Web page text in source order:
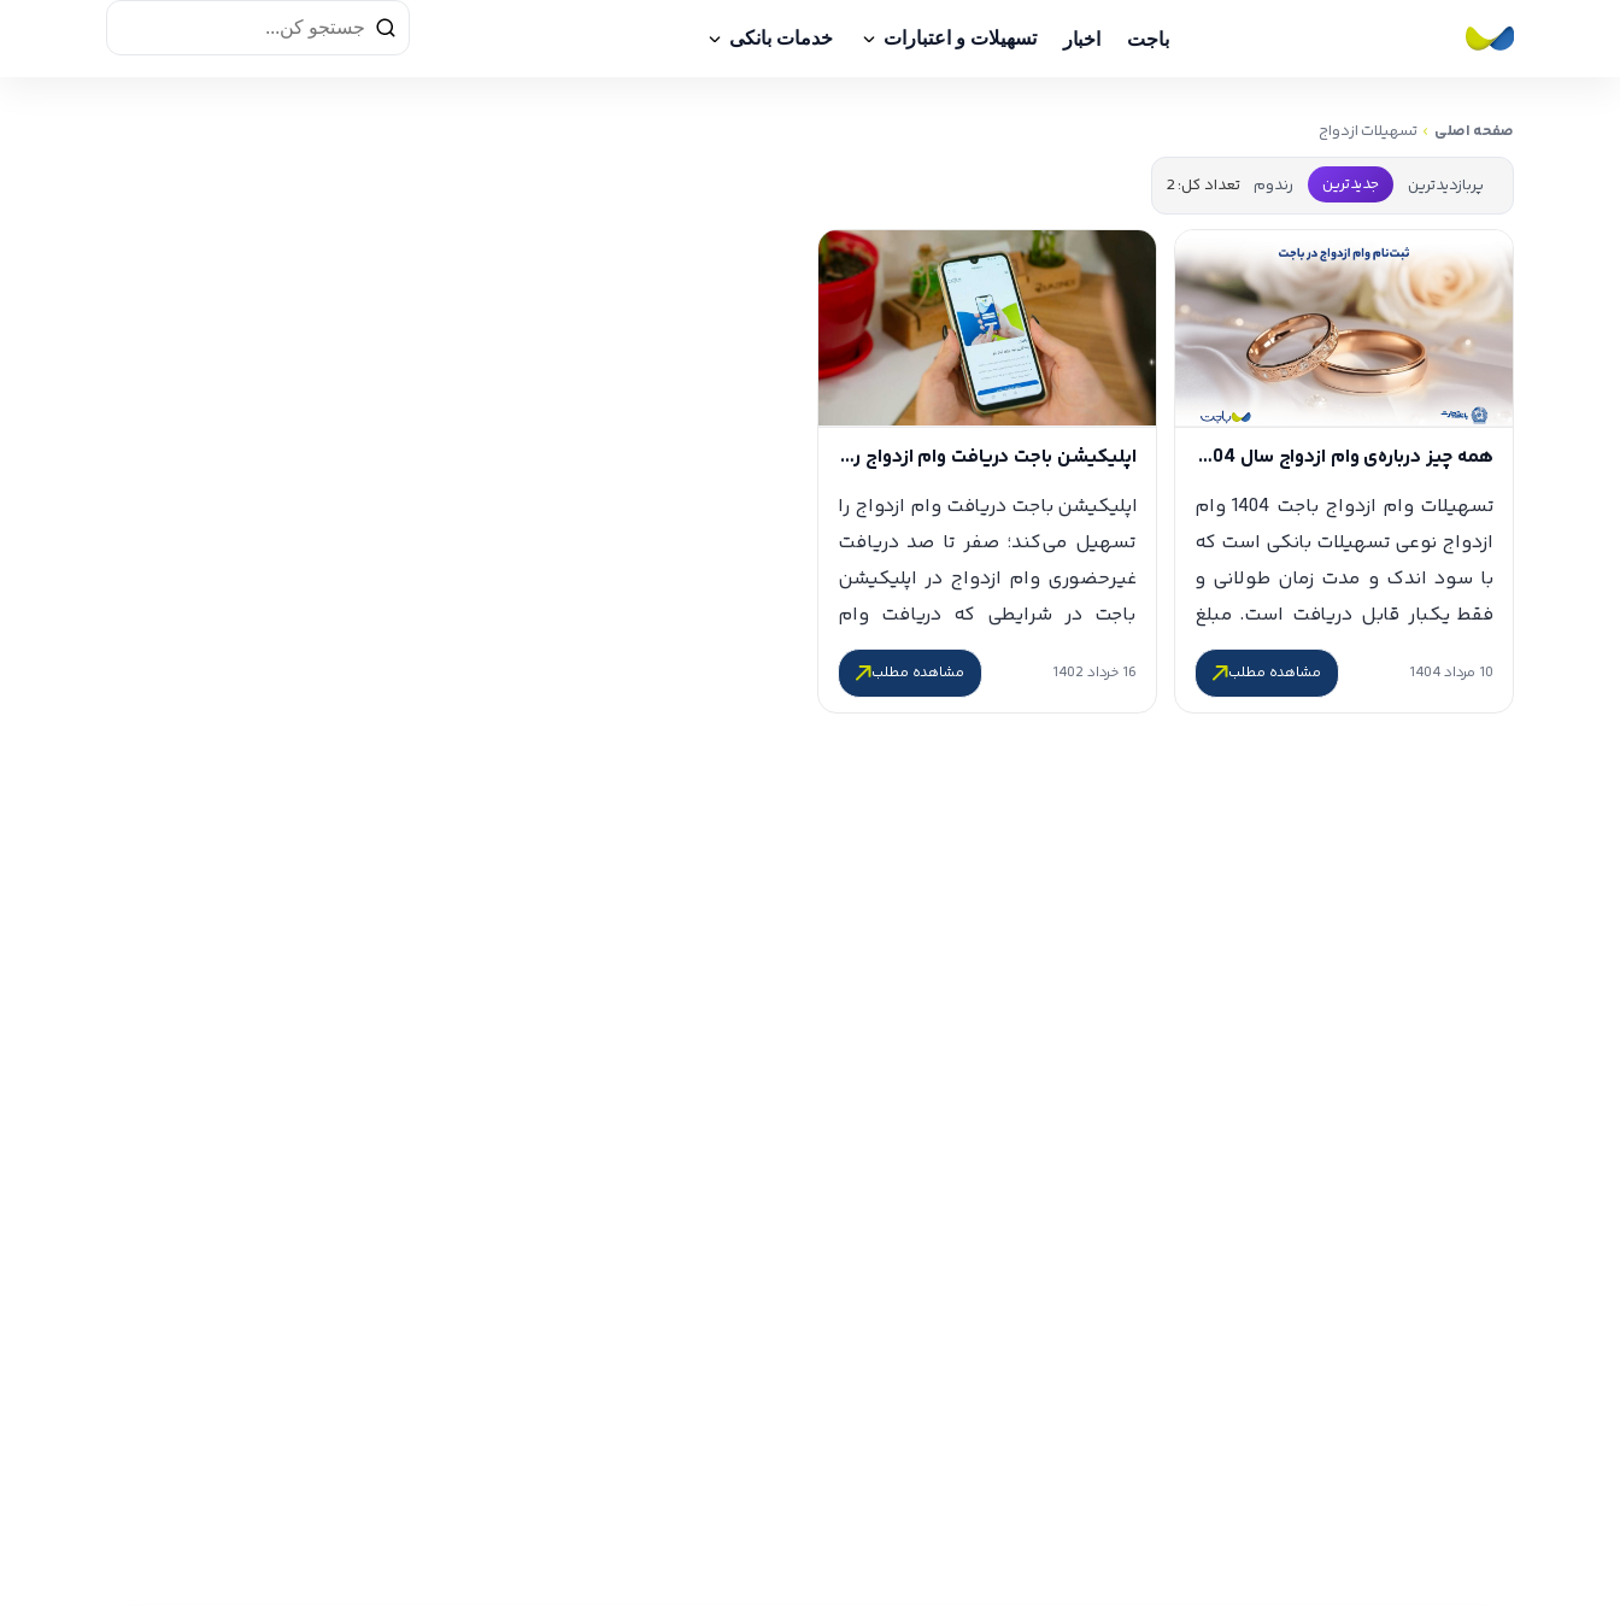
باجت اخبار تسهیلات و اعتبارات خدمات بانکی
صفحه اصلی ‎تسهیلات ازدواج
پربازدیدترین جدیدترین رندوم تعداد کل: 2
‎همه چیز درباره‌ی وام ازدواج سال 1404
‎تسهیلات وام ازدواج باجت 1404 وام
ازدواج نوعی تسهیلات بانکی است که
با سود اندک و مدت زمان طولانی و
فقط یکبار قابل دریافت است. مبلغ
این وام و نرخ سود اندک آن باعث
میشود هر فردی همراه با اقدامات‎10 مرداد 1404 مشاهده مطلب
‎اپلیکیشن باجت دریافت وام ازدواج را تسهیل می‌کند
‎اپلیکیشن باجت دریافت وام ازدواج را
تسهیل می‌کند؛ صفر تا صد دریافت
غیرحضوری وام ازدواج در اپلیکیشن
باجت در شرایطی که دریافت وام
ازدواج در شعب فیزیکی بانک‌ها با
سختگیری‌ها از تعداد ضامن‌ها گرفته‎16 خرداد 1402 مشاهده مطلب